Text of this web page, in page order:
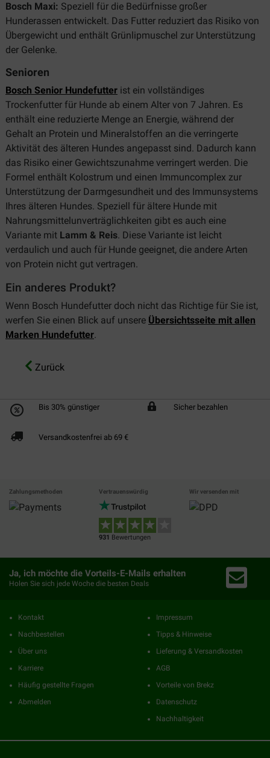
Bosch Maxi: Speziell für die Bedürfnisse großer
Hunderassen entwickelt. Das Futter reduziert das Risiko von
Übergewicht und enthält Grünlipmuschel zur Unterstützung
der Gelenke.
Senioren
Bosch Senior Hundefutter ist ein vollständiges
Trockenfutter für Hunde ab einem Alter von 7 Jahren. Es
enthält eine reduzierte Menge an Energie, während der
Gehalt an Protein und Mineralstoffen an die verringerte
Aktivität des älteren Hundes angepasst sind. Dadurch kann
das Risiko einer Gewichtszunahme verringert werden. Die
Formel enthält Kolostrum und einen Immuncomplex zur
Unterstützung der Darmgesundheit und des Immunsystems
Ihres älteren Hundes. Speziell für ältere Hunde mit
Nahrungsmittelunverträglichkeiten gibt es auch eine
Variante mit Lamm & Reis. Diese Variante ist leicht
verdaulich und auch für Hunde geeignet, die andere Arten
von Protein nicht gut vertragen.
Ein anderes Produkt?
Wenn Bosch Hundefutter doch nicht das Richtige für Sie ist,
werfen Sie einen Blick auf unsere Übersichtsseite mit allen
Marken Hundefutter.
Zurück
Bis 30% günstiger Sicher bezahlen
Versandkostenfrei ab 69 €
Zahlungsmethoden Vertrauenswürdig
931 Bewertungen
Wir versenden mit
Ja, ich möchte die Vorteils-E-Mails erhalten
Holen Sie sich jede Woche die besten Deals
Kontakt
Nachbestellen
Über uns
Karriere
Häufig gestellte Fragen
Abmelden
Impressum
Tipps & Hinweise
Lieferung & Versandkosten
AGB
Vorteile von Brekz
Datenschutz
Nachhaltigkeit